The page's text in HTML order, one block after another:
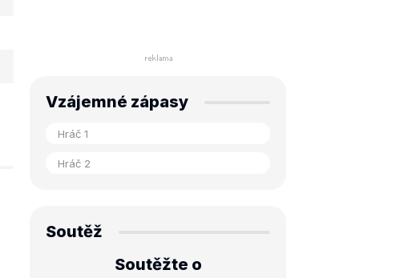
Vzájemné zápasy
Soutěž
Soutěžte o